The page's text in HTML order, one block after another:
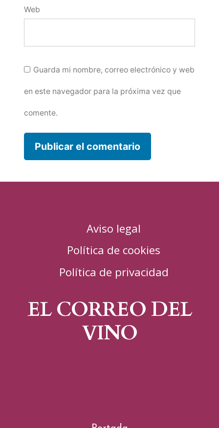
Web
Guarda mi nombre, correo electrónico y web
en este navegador para la próxima vez que
comente.
Aviso legal
Política de cookies
Política de privacidad
EL CORREO DEL
VINO